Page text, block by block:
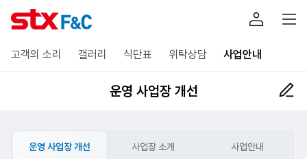
고객의 소리 갤러리 식단표 위탁상담 사업안내
운영 사업장 개선
운영 사업장 개선 사업장 소개 사업안내